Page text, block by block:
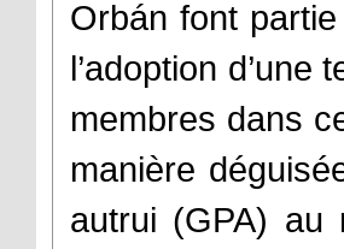
Orbán font
l’adoption
membres dans
manière
autrui (GPA) au